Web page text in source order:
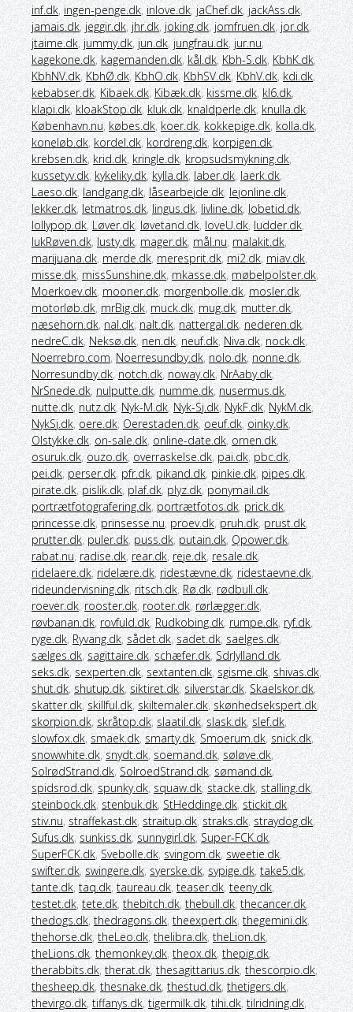
inf.dk, ingen-penge.dk, inlove.dk, jaChef.dk, jackAss.dk,
jamais.dk, jeggir.dk, jhr.dk, joking.dk, jomfruen.dk, jor.dk,
jtaime.dk, jummy.dk, jun.dk, jungfrau.dk, jur.nu,
kagekone.dk, kagemanden.dk, kål.dk, Kbh-S.dk, KbhK.dk,
KbhNV.dk, KbhØ.dk, KbhO.dk, KbhSV.dk, KbhV.dk, kdi.dk,
kebabser.dk, Kibaek.dk, Kibæk.dk, kissme.dk, kl6.dk,
klapi.dk, kloakStop.dk, kluk.dk, knaldperle.dk, knulla.dk,
København.nu, købes.dk, koer.dk, kokkepige.dk, kolla.dk,
koneløb.dk, kordel.dk, kordreng.dk, korpigen.dk,
krebsen.dk, krid.dk, kringle.dk, kropsudsmykning.dk,
kussetyv.dk, kykeliky.dk, kylla.dk, laber.dk, laerk.dk,
Laeso.dk, landgang.dk, låsearbejde.dk, lejonline.dk,
lekker.dk, letmatros.dk, lingus.dk, livline.dk, lobetid.dk,
lollypop.dk, Løver.dk, løvetand.dk, loveU.dk, ludder.dk,
lukRøven.dk, lusty.dk, mager.dk, mål.nu, malakit.dk,
marijuana.dk, merde.dk, meresprit.dk, mi2.dk, miav.dk,
misse.dk, missSunshine.dk, mkasse.dk, møbelpolster.dk,
Moerkoev.dk, mooner.dk, morgenbolle.dk, mosler.dk,
motorløb.dk, mrBig.dk, muck.dk, mug.dk, mutter.dk,
næsehorn.dk, nal.dk, nalt.dk, nattergal.dk, nederen.dk,
nedreC.dk, Neksø.dk, nen.dk, neuf.dk, Niva.dk, nock.dk,
Noerrebro.com, Noerresundby.dk, nolo.dk, nonne.dk,
Norresundby.dk, notch.dk, noway.dk, NrAaby.dk,
NrSnede.dk, nulputte.dk, numme.dk, nusermus.dk,
nutte.dk, nutz.dk, Nyk-M.dk, Nyk-Sj.dk, NykF.dk, NykM.dk,
NykSj.dk, oere.dk, Oerestaden.dk, oeuf.dk, oinky.dk,
Olstykke.dk, on-sale.dk, online-date.dk, ornen.dk,
osuruk.dk, ouzo.dk, overraskelse.dk, pai.dk, pbc.dk,
pei.dk, perser.dk, pfr.dk, pikand.dk, pinkie.dk, pipes.dk,
pirate.dk, pislik.dk, plaf.dk, plyz.dk, ponymail.dk,
portrætfotografering.dk, portrætfotos.dk, prick.dk,
princesse.dk, prinsesse.nu, proev.dk, pruh.dk, prust.dk,
prutter.dk, puler.dk, puss.dk, putain.dk, Qpower.dk,
rabat.nu, radise.dk, rear.dk, reje.dk, resale.dk,
ridelaere.dk, ridelære.dk, ridestævne.dk, ridestaevne.dk,
rideundervisning.dk, ritsch.dk, Rø.dk, rødbull.dk,
roever.dk, rooster.dk, rooter.dk, rørlægger.dk,
røvbanan.dk, rovfuld.dk, Rudkobing.dk, rumpe.dk, ryf.dk,
ryge.dk, Ryvang.dk, sådet.dk, sadet.dk, saelges.dk,
sælges.dk, sagittaire.dk, schæfer.dk, SdrJylland.dk,
seks.dk, sexperten.dk, sextanten.dk, sgisme.dk, shivas.dk,
shut.dk, shutup.dk, siktiret.dk, silverstar.dk, Skaelskor.dk,
skatter.dk, skillful.dk, skiltemaler.dk, skønhedsekspert.dk,
skorpion.dk, skråtop.dk, slaatil.dk, slask.dk, slef.dk,
slowfox.dk, smaek.dk, smarty.dk, Smoerum.dk, snick.dk,
snowwhite.dk, snydt.dk, soemand.dk, søløve.dk,
SolrødStrand.dk, SolroedStrand.dk, sømand.dk,
spidsrod.dk, spunky.dk, squaw.dk, stacke.dk, stalling.dk,
steinbock.dk, stenbuk.dk, StHeddinge.dk, stickit.dk,
stiv.nu, straffekast.dk, straitup.dk, straks.dk, straydog.dk,
Sufus.dk, sunkiss.dk, sunnygirl.dk, Super-FCK.dk,
SuperFCK.dk, Svebolle.dk, svingom.dk, sweetie.dk,
swifter.dk, swingere.dk, syerske.dk, sypige.dk, take5.dk,
tante.dk, taq.dk, taureau.dk, teaser.dk, teeny.dk,
testet.dk, tete.dk, thebitch.dk, thebull.dk, thecancer.dk,
thedogs.dk, thedragons.dk, theexpert.dk, thegemini.dk,
thehorse.dk, theLeo.dk, thelibra.dk, theLion.dk,
theLions.dk, themonkey.dk, theox.dk, thepig.dk,
therabbits.dk, therat.dk, thesagittarius.dk, thescorpio.dk,
thesheep.dk, thesnake.dk, thestud.dk, thetigers.dk,
thevirgo.dk, tiffanys.dk, tigermilk.dk, tihi.dk, tilridning.dk,